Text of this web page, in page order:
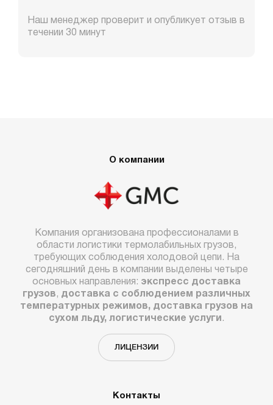
Наш менеджер проверит и опубликует отзыв в
течении 30 минут
О компании
Компания организована профессионалами в
области логистики термолабильных грузов,
требующих соблюдения холодовой цепи. На
сегодняшний день в компании выделены четыре
основных направления: экспресс доставка
грузов, доставка с соблюдением различных
температурных режимов, доставка грузов на
сухом льду, логистические услуги .
ЛИЦЕНЗИИ
Контакты